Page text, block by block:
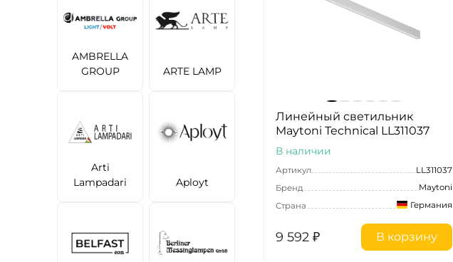
AMBRELLA
GROUP
ARTE LAMP
Arti
Lampadari
Aployt
Линейный светильник
Maytoni Technical LL311037
В наличии
Артикул
LL311037
Бренд
Maytoni
Страна
Германия
9 592 ₽ В корзину